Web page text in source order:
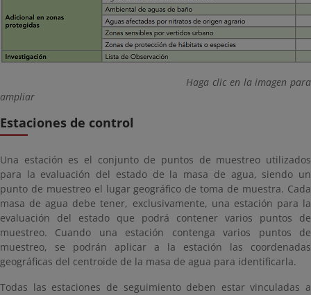
Haga clic en la imagen para
ampliar
Estaciones de control
Una estación es el conjunto de puntos de muestreo utilizados
para la evaluación del estado de la masa de agua, siendo un
punto de muestreo el lugar geográfico de toma de muestra. Cada
masa de agua debe tener, exclusivamente, una estación para la
evaluación del estado que podrá contener varios puntos de
muestreo. Cuando una estación contenga varios puntos de
muestreo, se podrán aplicar a la estación las coordenadas
geográficas del centroide de la masa de agua para identificarla.
Todas las estaciones de seguimiento deben estar vinculadas a